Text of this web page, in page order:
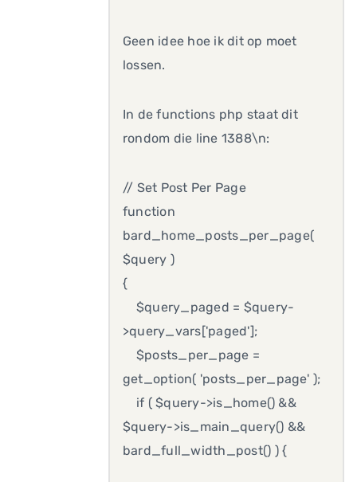
Geen idee hoe ik dit op moet
lossen.
In de functions php staat dit
rondom die line 1388\n:
// Set Post Per Page
function
bard_home_posts_per_page(
$query )
{
$query_paged = $query-
>query_vars['paged'];
$posts_per_page =
get_option( 'posts_per_page' );
if ( $query->is_home() &&
$query->is_main_query() &&
bard_full_width_post() ) {